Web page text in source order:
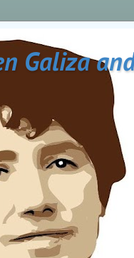
Galiza